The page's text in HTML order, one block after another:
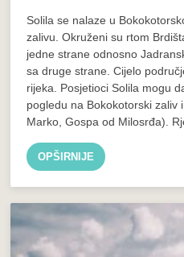
Solila se nalaze u
zalivu. Okruženi su rtom
jedne strane odnosno
sa druge strane. Cijelo
rijeka. Posjetioci Solila mogu
pogledu na Bokokotorski zaliv
Marko, Gospa od Milosrđa).
OPŠIRNIJE